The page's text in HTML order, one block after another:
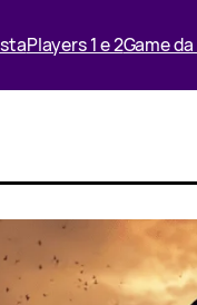
Players 1 e 2Game